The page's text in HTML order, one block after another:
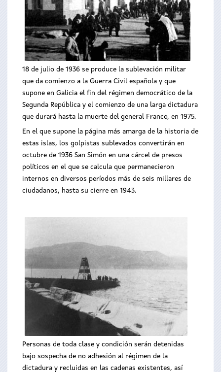
18 de julio de 1936 se produce la sublevación militar
que da comienzo a la Guerra Civil española y que
supone en Galicia el fin del régimen democrático de la
Segunda República y el comienzo de una larga dictadura
que durará hasta la muerte del general Franco, en 1975.
En el que supone la página más amarga de la historia de
estas islas, los golpistas sublevados convertirán en
octubre de 1936 San Simón en una cárcel de presos
políticos en el que se calcula que permanecieron
internos en diversos períodos más de seis millares de
ciudadanos, hasta su cierre en 1943.
Personas de toda clase y condición serán detenidas
bajo sospecha de no adhesión al régimen de la
dictadura y recluidas en las cadenas existentes, así